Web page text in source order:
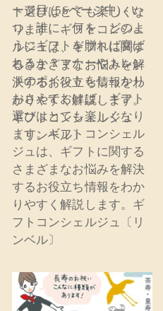
ージ目 (56ページ中) - い
つ、誰に、何を、どのよ
うにギフトを贈れば喜ば
れるか？マナーやトレン
ドのポイントをしっかり
おさえておけば、ギフト
選びはとても楽しくなり
ます。ギフトコンシェル
ジュは、ギフトに関する
さまざまなお悩みを解決
するお役立ち情報をわか
りやすく解説します。ギ
フトコンシェルジュ〔リ
ンベル〕